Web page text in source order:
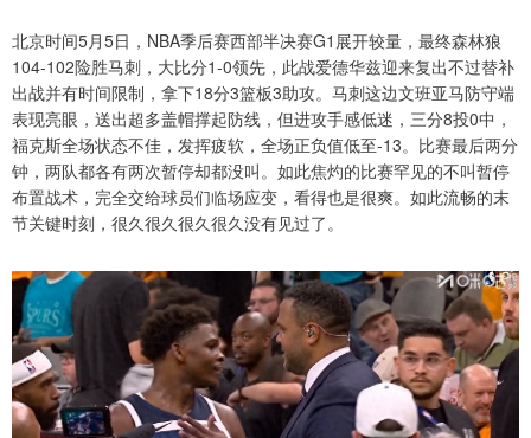
北京时间5月5日，NBA季后赛西部半决赛G1展开较量，最终森林狼
104-102险胜马刺，大比分1-0领先，此战爱德华兹迎来复出不过替补
出战并有时间限制，拿下18分3篮板3助攻。马刺这边文班亚马防守端
表现亮眼，送出超多盖帽撑起防线，但进攻手感低迷，三分8投0中，
福克斯全场状态不佳，发挥疲软，全场正负值低至-13。比赛最后两分
钟，两队都各有两次暂停却都没叫。如此焦灼的比赛罕见的不叫暂停
布置战术，完全交给球员们临场应变，看得也是很爽。如此流畅的末
节关键时刻，很久很久很久很久没有见过了。